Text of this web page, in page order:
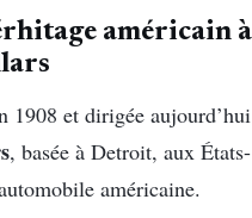
américain à
1908 et dirigée aujourd’hui
, basée à Detroit, aux États-
américaine.